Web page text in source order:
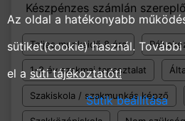
Készpénzes számlán
Teljes munkaidő 8 óra
1-2 év szakmai tapasztalat
Szakiskola / szakmunkás képző
Az oldal a hatékonyabb
sütiket(cookie) használ.
el a süti tájékoztatót!
Sütik beállítása